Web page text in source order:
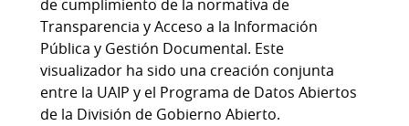
de cumplimiento de la normativa de
Transparencia y Acceso a la Información
Pública y Gestión Documental. Este
visualizador ha sido una creación conjunta
entre la UAIP y el Programa de Datos Abiertos
de la División de Gobierno Abierto.